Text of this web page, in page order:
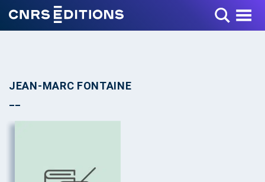
Toggle Menu
JEAN-MARC FONTAINE